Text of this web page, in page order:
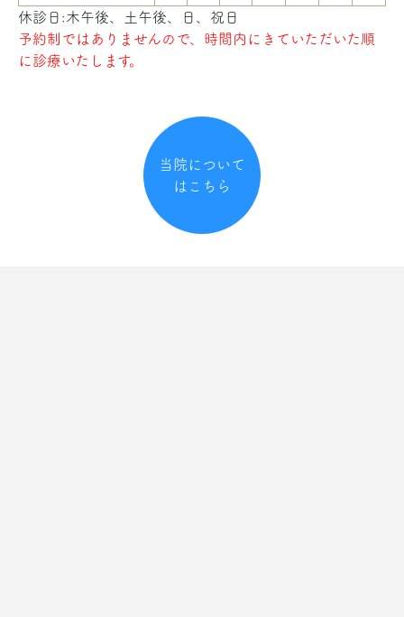
休診日:木午後、土午後、日、祝日
予約制ではありませんので、時間内にきていただいた順
に診療いたします。
当院について
はこちら